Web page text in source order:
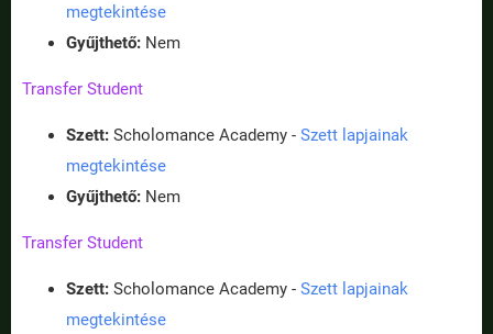
megtekintése
Gyűjthető: Nem
Transfer Student
Szett: Scholomance Academy - Szett lapjainak
megtekintése
Gyűjthető: Nem
Transfer Student
Szett: Scholomance Academy - Szett lapjainak
megtekintése